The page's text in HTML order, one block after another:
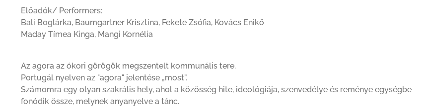
Előadók/ Performers:
Bali Boglárka, Baumgartner Krisztina, Fekete Zsófia, Kovács Enikő
Maday Tímea Kinga, Mangi Kornélia
Az agora az ókori görögök megszentelt kommunális tere.
Portugál nyelven az "agora" jelentése „most”.
Számomra egy olyan szakrális hely, ahol a közösség hite, ideológiája, szenvedélye és reménye egységbe
fonódik össze, melynek anyanyelve a tánc.